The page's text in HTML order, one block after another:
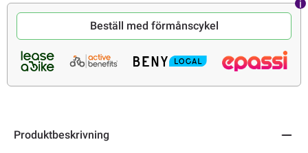
Beställ med förmånscykel
Produktbeskrivning